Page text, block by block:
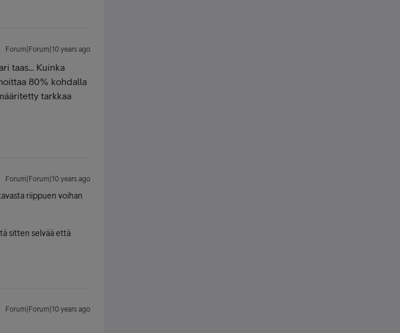
Forum|Forum|10 years ago
taas... Kuinka
80% kohdalla
tarkkaa
Forum|Forum|10 years ago
riippuen voihan
sitten selvää että
Forum|Forum|10 years ago